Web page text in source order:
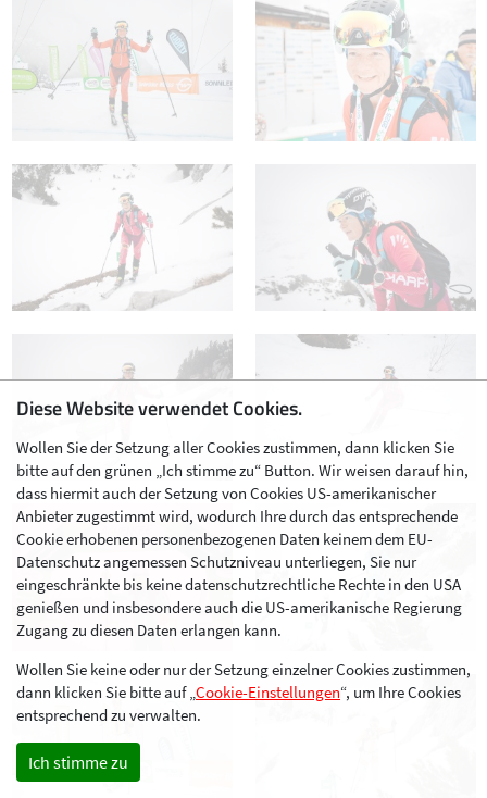
Diese Website verwendet Cookies.
Wollen Sie der Setzung aller Cookies zustimmen, dann klicken Sie
bitte auf den grünen „Ich stimme zu“ Button. Wir weisen darauf hin,
dass hiermit auch der Setzung von Cookies US-amerikanischer
Anbieter zugestimmt wird, wodurch Ihre durch das entsprechende
Cookie erhobenen personenbezogenen Daten keinem dem EU-
Datenschutz angemessen Schutzniveau unterliegen, Sie nur
eingeschränkte bis keine datenschutzrechtliche Rechte in den USA
genießen und insbesondere auch die US-amerikanische Regierung
Zugang zu diesen Daten erlangen kann.
Wollen Sie keine oder nur der Setzung einzelner Cookies zustimmen,
dann klicken Sie bitte auf „Cookie-Einstellungen“, um Ihre Cookies
entsprechend zu verwalten.
Ich stimme zu